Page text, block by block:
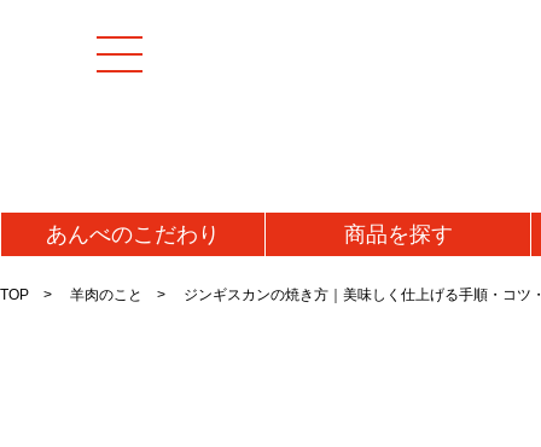
あんべのこだわり 商品を探す
TOP 羊肉のこと ジンギスカンの焼き方｜美味しく仕上げる手順・コツ